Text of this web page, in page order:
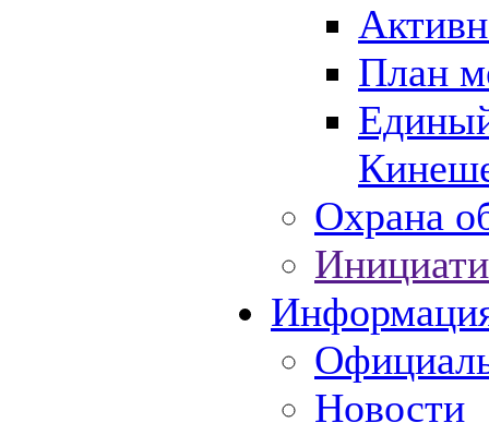
План
Охрана
Новости